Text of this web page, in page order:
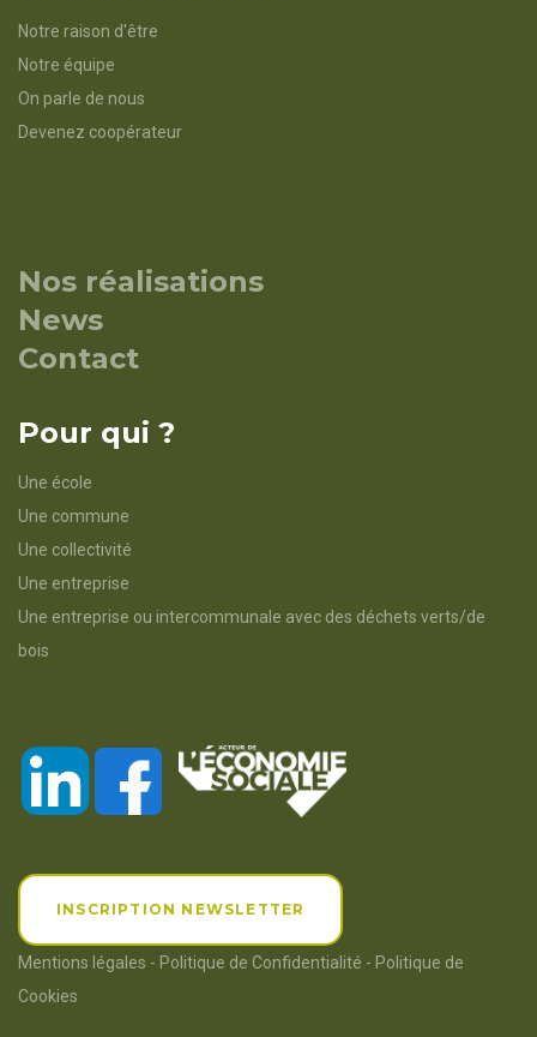
Notre raison d'être
Notre équipe
On parle de nous
Devenez coopérateur
Nos réalisations
News
Contact
Pour qui ?
Une école
Une commune
Une collectivité
Une entreprise
Une entreprise ou intercommunale avec des déchets verts/de
bois
INSCRIPTION NEWSLETTER
Mentions légales - Politique de Confidentialité - Politique de
Cookies